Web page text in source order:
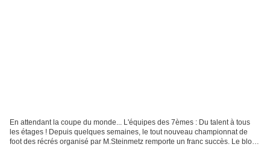
En attendant la coupe du monde... L'équipes des 7èmes : Du talent à tous
les étages ! Depuis quelques semaines, le tout nouveau championnat de
foot des récrés organisé par M.Steinmetz remporte un franc succès. Le blog